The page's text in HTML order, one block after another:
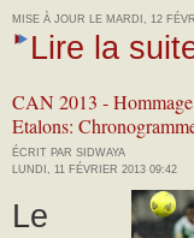
MISE À JOUR LE MARDI, 12
Lire la
CAN 2013 -
Etalons:
ÉCRIT PAR SIDWAYA
LUNDI, 11 FÉVRIER 2013 09:42
Le